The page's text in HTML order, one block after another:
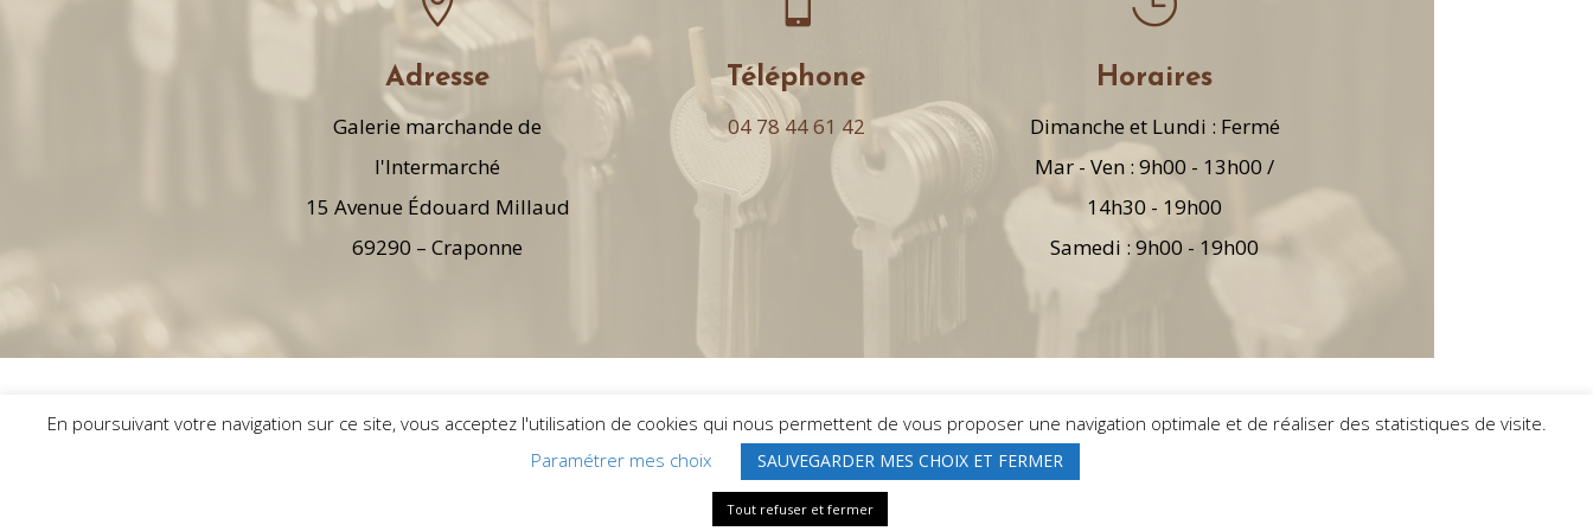
Adresse
Galerie marchande de
l'Intermarché
15 Avenue Édouard Millaud
69290 – Craponne
Téléphone
04 78 44 61 42
Horaires
Dimanche et Lundi : Fermé
Mar - Ven : 9h00 - 13h00 /
14h30 - 19h00
Samedi : 9h00 - 19h00
Mentions légales
En poursuivant votre navigation sur ce site, vous acceptez l'utilisation de cookies qui nous permettent de vous proposer une navigation optimale et de réaliser des statistiques de visite.
Paramétrer mes choix
SAUVEGARDER MES CHOIX ET FERMER
Tout refuser et fermer